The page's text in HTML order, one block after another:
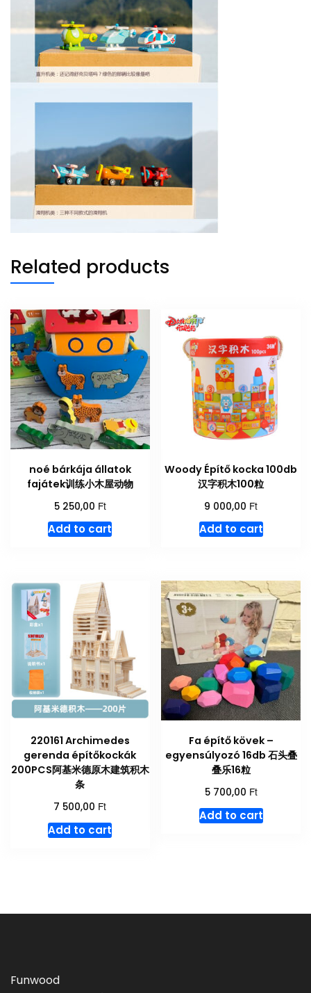
Related products
noé bárkája állatok
fajátek训练小木屋动物
5 250,00 Ft
Add to cart
Woody Építő kocka 100db
汉字积木100粒
9 000,00 Ft
Add to cart
220161 Archimedes
gerenda építőkockák
200PCS阿基米德原木建筑积木
条
7 500,00 Ft
Add to cart
Fa építő kövek –
egyensúlyozó 16db 石头叠
叠乐16粒
5 700,00 Ft
Add to cart
Funwood